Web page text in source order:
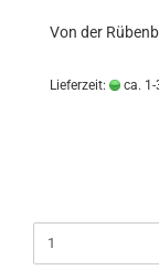
Von der
Lieferzeit: ca. 1-